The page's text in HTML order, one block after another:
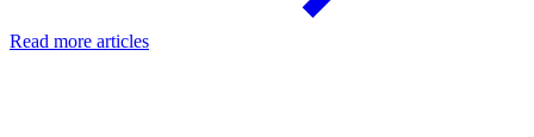
Read more articles